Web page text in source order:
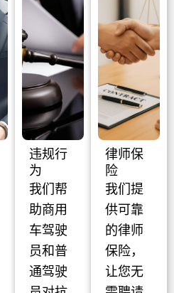
违规行
为
我们帮
助商用
车驾驶
员和普
通驾驶
律师保
险
我们提
供可靠
的律师
保险，
让您无